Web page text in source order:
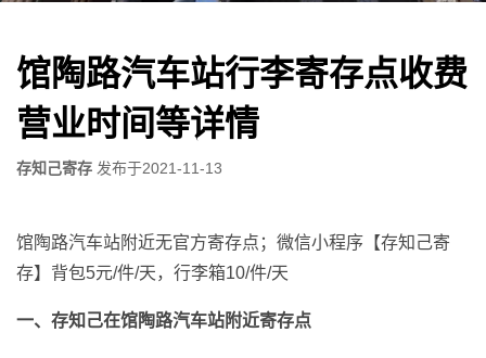
馆陶路汽车站行李寄存点收费
营业时间等详情
存知己寄存 发布于2021-11-13
馆陶路汽车站附近无官方寄存点；微信小程序【存知己寄
存】背包5元/件/天，行李箱10/件/天
一、存知己在馆陶路汽车站附近寄存点